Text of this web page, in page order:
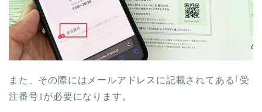
また、その際にはメールアドレスに記載されてある｢受
注番号｣が必要になります。